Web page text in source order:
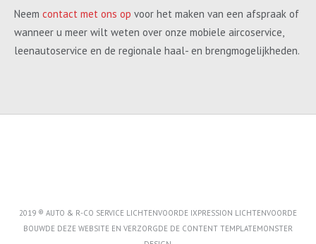
Neem contact met ons op voor het maken van een afspraak of
wanneer u meer wilt weten over onze mobiele aircoservice,
leenautoservice en de regionale haal- en brengmogelijkheden.
2019 ® AUTO & R-CO SERVICE LICHTENVOORDE IXPRESSION LICHTENVOORDE
BOUWDE DEZE WEBSITE EN VERZORGDE DE CONTENT TEMPLATEMONSTER